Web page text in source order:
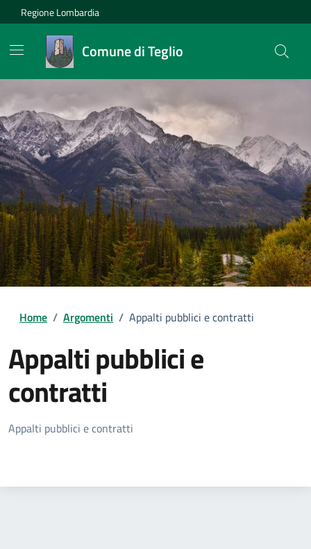
Regione Lombardia
Comune di Teglio
Home / Argomenti / Appalti pubblici e contratti
Appalti pubblici e
contratti
Dettagli della notizia
Appalti pubblici e contratti